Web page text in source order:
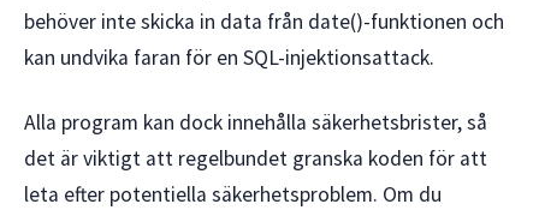
behöver inte skicka in data från date()-funktionen och
kan undvika faran för en SQL-injektionsattack.
Alla program kan dock innehålla säkerhetsbrister, så
det är viktigt att regelbundet granska koden för att
leta efter potentiella säkerhetsproblem. Om du